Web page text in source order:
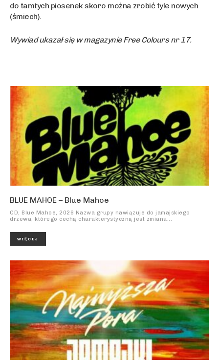
do tamtych piosenek skoro można zrobić tyle nowych
(śmiech).
Wywiad ukazał się w magazynie Free Colours nr 17.
BLUE MAHOE – Blue Mahoe
CD, Blue Mahoe, 2026 Nazwa grupy nawiązuje do jamajskiego
drzewa, którego cechą charakterystyczną jest zmiana...
WIĘCEJ